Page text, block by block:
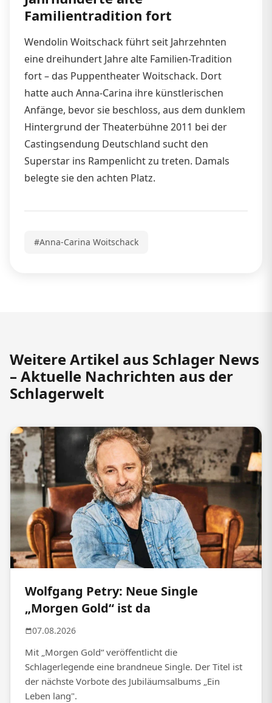
Familientradition fort
Wendolin Woitschack führt seit Jahrzehnten
eine dreihundert Jahre alte Familien-Tradition
fort – das Puppentheater Woitschack. Dort
hatte auch Anna-Carina ihre künstlerischen
Anfänge, bevor sie beschloss, aus dem dunklem
Hintergrund der Theaterbühne 2011 bei der
Castingsendung Deutschland sucht den
Superstar ins Rampenlicht zu treten. Damals
belegte sie den achten Platz.
#Anna-Carina Woitschack
Weitere Artikel aus Schlager News
– Aktuelle Nachrichten aus der
Schlagerwelt
Wolfgang Petry: Neue Single
„Morgen Gold“ ist da
07.08.2026
Mit „Morgen Gold“ veröffentlicht die
Schlagerlegende eine brandneue Single. Der Titel ist
der nächste Vorbote des Jubiläumsalbums „Ein
Leben lang".